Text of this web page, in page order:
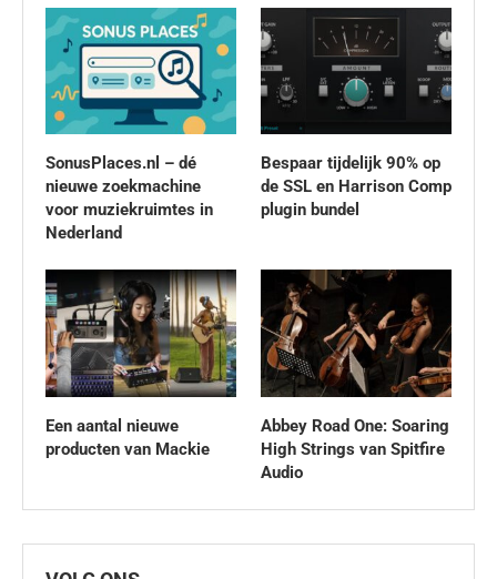
SonusPlaces.nl – dé
nieuwe zoekmachine
voor muziekruimtes in
Nederland
Bespaar tijdelijk 90% op
de SSL en Harrison Comp
plugin bundel
Een aantal nieuwe
producten van Mackie
Abbey Road One: Soaring
High Strings van Spitfire
Audio